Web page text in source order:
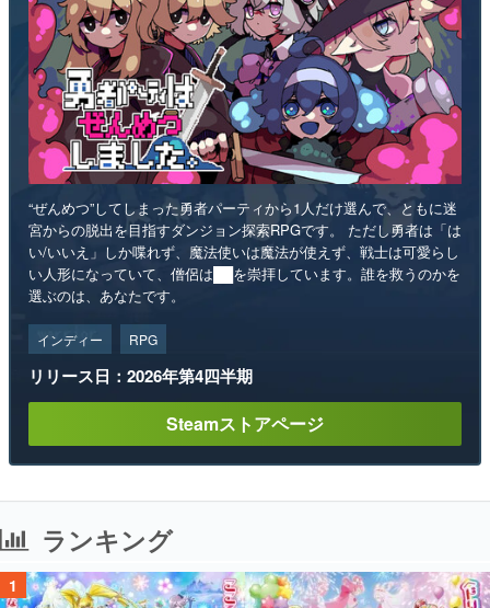
“ぜんめつ”してしまった勇者パーティから1人だけ選んで、ともに迷
宮からの脱出を目指すダンジョン探索RPGです。 ただし勇者は「は
い/いいえ」しか喋れず、魔法使いは魔法が使えず、戦士は可愛らし
い人形になっていて、僧侶は██を崇拝しています。誰を救うのかを
選ぶのは、あなたです。
インディー RPG
リリース日：2026年第4四半期
Steamストアページ
ランキング
1